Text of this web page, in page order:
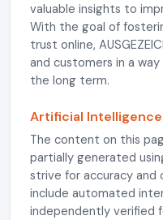
valuable insights to
With the goal of
trust online,
and customers in a
the long term.
Artificial
The content on this
partially generated
strive for accuracy and
include automated
independently verified